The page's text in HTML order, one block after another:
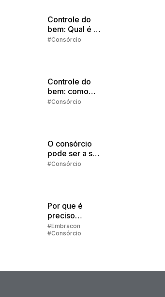
Controle do
bem: Qual é o
melhor
#Consórcio
Controle do
bem: como
comprar à
#Consórcio
O consórcio
pode ser a sua
melhor
#Consórcio
Por que é
preciso
preencher
alguns dados
#Embracon
#Consórcio